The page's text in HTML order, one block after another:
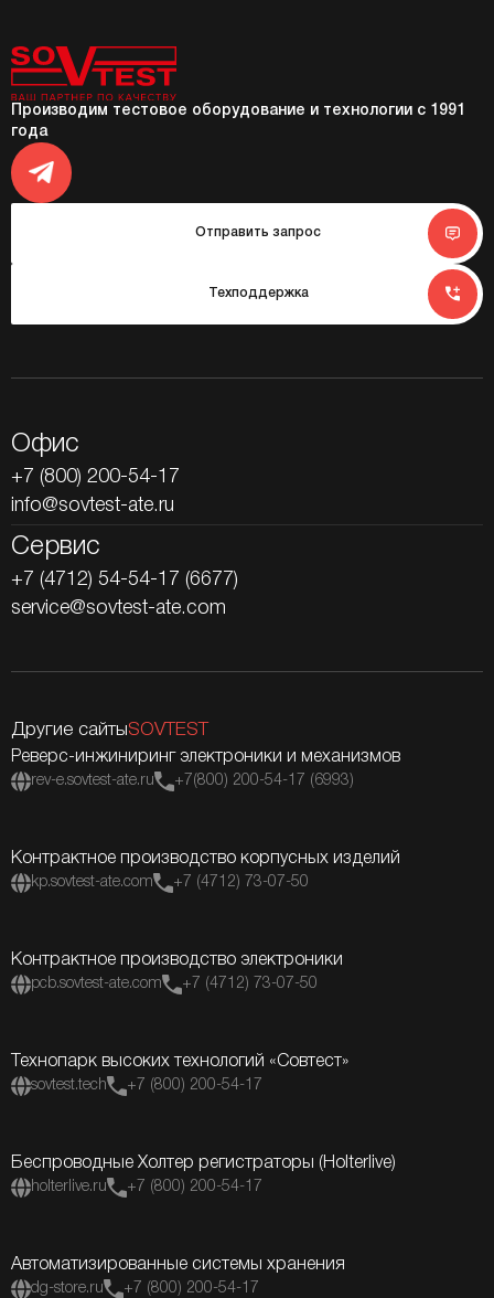
Производим тестовое оборудование и технологии с 1991
года
Отправить запрос
Техподдержка
Офис
+7 (800) 200-54-17
info@sovtest-ate.ru
Сервис
+7 (4712) 54-54-17 (6677)
service@sovtest-ate.com
Другие сайтыSOVTEST
Реверс-инжиниринг электроники и механизмов
rev-e.sovtest-ate.ru +7(800) 200-54-17 (6993)
Контрактное производство корпусных изделий
kp.sovtest-ate.com +7 (4712) 73-07-50
Контрактное производство электроники
pcb.sovtest-ate.com +7 (4712) 73-07-50
Технопарк высоких технологий «Совтест»
sovtest.tech +7 (800) 200-54-17
Беспроводные Холтер регистраторы (Holterlive)
holterlive.ru +7 (800) 200-54-17
Автоматизированные системы хранения
dg-store.ru +7 (800) 200-54-17